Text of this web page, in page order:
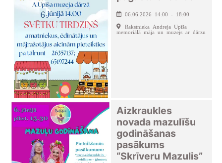
06.06.2026 14:00 - 18:00
Rakstnieka Andreja Upīša
memoriālā māja un muzejs ar dārzu
Aizkraukles
novada mazulīšu
godināšanas
pasākums
“Skrīveru Mazulis”